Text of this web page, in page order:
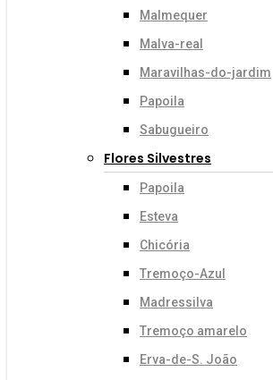
Malmequer
Malva-real
Maravilhas-do-jardim
Papoila
Sabugueiro
Flores Silvestres
Papoila
Esteva
Chicória
Tremoço-Azul
Madressilva
Tremoço amarelo
Erva-de-S. João